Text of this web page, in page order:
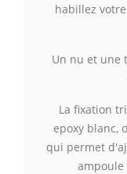
habillez
Un nu et une
La fixation
epoxy blanc,
qui permet
ampoule